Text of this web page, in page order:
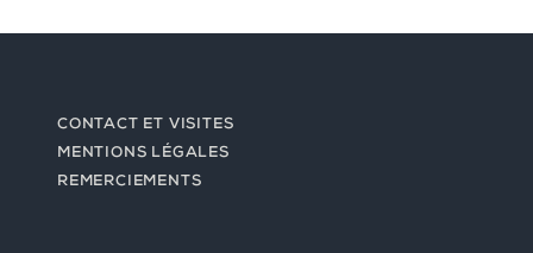
CONTACT ET VISITES
MENTIONS LÉGALES
REMERCIEMENTS